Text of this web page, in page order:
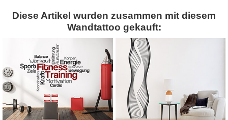
Diese Artikel wurden zusammen mit diesem
Wandtattoo gekauft: